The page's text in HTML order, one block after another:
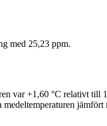
med 25,23 ppm.
var +1,60 °C relativt till